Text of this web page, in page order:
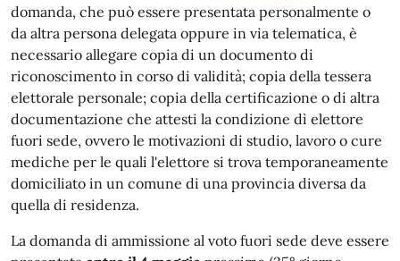
domanda, che può essere presentata personalmente o
da altra persona delegata oppure in via telematica, è
necessario allegare copia di un documento di
riconoscimento in corso di validità; copia della tessera
elettorale personale; copia della certificazione o di altra
documentazione che attesti la condizione dì elettore
fuori sede, ovvero le motivazioni di studio, lavoro o cure
mediche per le quali l'elettore si trova temporaneamente
domiciliato in un comune di una provincia diversa da
quella di residenza.
La domanda di ammissione al voto fuori sede deve essere